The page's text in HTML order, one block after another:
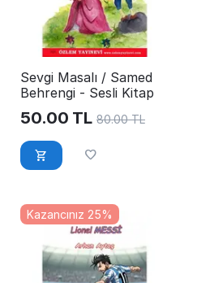
Sevgi Masalı / Samed
Behrengi - Sesli Kitap
50.00 TL 80.00 TL
Kazancınız 25%